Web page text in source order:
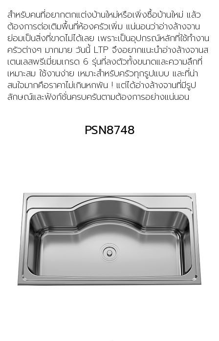
สำหรับคนที่อยากตกแต่งบ้านใหม่หรือเพิ่งซื้อบ้านใหม่ แล้ว
ต้องการต่อเติมพื้นที่ห้องครัวเพิ่ม แน่นอนว่าอ่างล้างจาน
ย่อมเป็นสิ่งที่ขาดไม่ได้เลย เพราะเป็นอุปกรณ์หลักที่ใช้ทำงาน
ครัวต่างๆ มากมาย วันนี้ LTP จึงอยากแนะนำอ่างล้างจานส
เตนเลสพรีเมี่ยมเกรด 6 รุ่นที่ลงตัวทั้งขนาดและความลึกที่
เหมาะสม ใช้งานง่าย เหมาะสำหรับครัวทุกรูปแบบ และที่น่า
สนใจมากคือราคาไม่เกินหกพัน ! แต่ได้อ่างล้างจานที่มีรูป
ลักษณ์และฟังก์ชั่นครบครันตามต้องการอย่างแน่นอน
PSN8748